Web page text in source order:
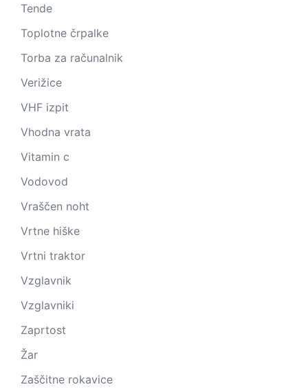
Tende
Toplotne črpalke
Torba za računalnik
Verižice
VHF izpit
Vhodna vrata
Vitamin c
Vodovod
Vraščen noht
Vrtne hiške
Vrtni traktor
Vzglavnik
Vzglavniki
Zaprtost
Žar
Zaščitne rokavice